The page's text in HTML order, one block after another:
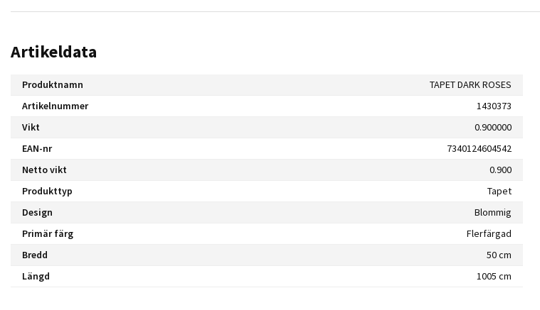
Artikeldata
Produktnamn
TAPET DARK ROSES
Artikelnummer
1430373
Vikt
0.900000
EAN-nr
7340124604542
Netto vikt
0.900
Produkttyp
Tapet
Design
Blommig
Primär färg
Flerfärgad
Bredd
50 cm
Längd
1005 cm